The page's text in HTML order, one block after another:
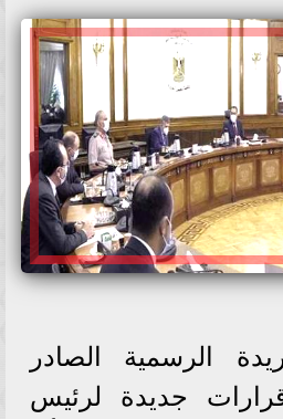
الرسمية الصادر
اليوم 3 قرارات جديدة لرئيس